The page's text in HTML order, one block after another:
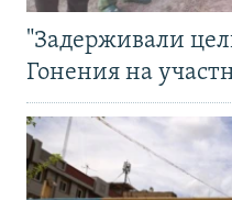
"Задерживали
Гонения на